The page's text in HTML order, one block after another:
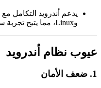
وLinux، مما يتيح تجربة سلسة بين الأجهزة المختلفة.
عيوب نظام أندرويد
1. ضعف الأمان